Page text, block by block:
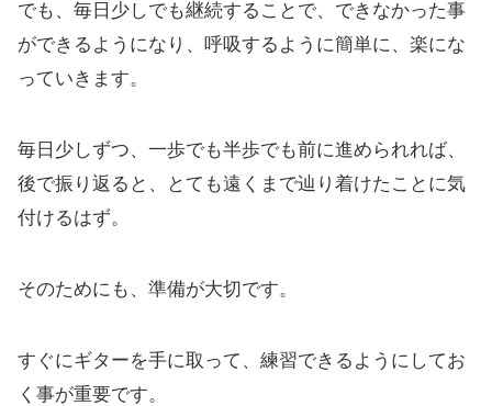
でも、毎日少しでも継続することで、できなかった事
ができるようになり、呼吸するように簡単に、楽にな
っていきます。
毎日少しずつ、一歩でも半歩でも前に進められれば、
後で振り返ると、とても遠くまで辿り着けたことに気
付けるはず。
そのためにも、準備が大切です。
すぐにギターを手に取って、練習できるようにしてお
く事が重要です。